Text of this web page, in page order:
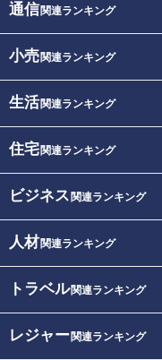
通信関連ランキング
小売関連ランキング
生活関連ランキング
住宅関連ランキング
ビジネス 関連ランキング
人材関連ランキング
トラベル関連ランキング
レジャー関連ランキング